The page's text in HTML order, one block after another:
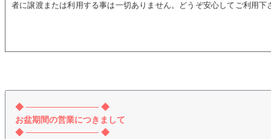
者に譲渡または利用する事は一切ありません。どうぞ安心してご利用下
◆ ──────────── ◆
お盆期間の営業につきまして
◆ ──────────── ◆